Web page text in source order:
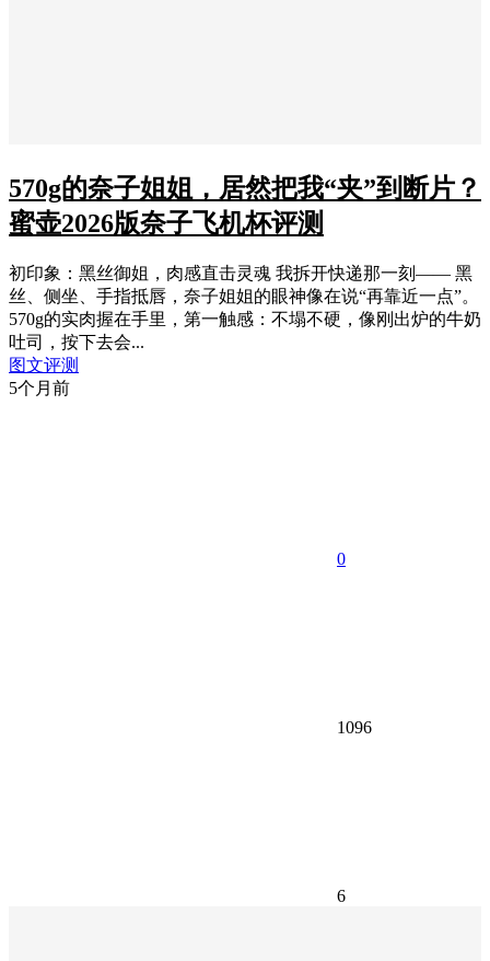
570g的奈子姐姐，居然把我“夹”到断片？
蜜壶2026版奈子飞机杯评测
初印象：黑丝御姐，肉感直击灵魂 我拆开快递那一刻—— 黑
丝、侧坐、手指抵唇，奈子姐姐的眼神像在说“再靠近一点”。
570g的实肉握在手里，第一触感：不塌不硬，像刚出炉的牛奶
吐司，按下去会...
图文评测
5个月前
0
1096
6